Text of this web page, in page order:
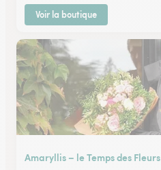
Voir la boutique
Amaryllis – le Temps des Fleurs